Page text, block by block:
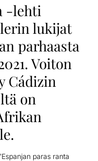
-lehti
lukijat
parhaasta
Voiton
Cádizin
on
paras ranta